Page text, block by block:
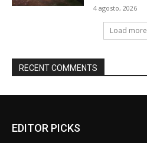
4 agosto, 2026
Load more
RECENT COMMENTS
EDITOR PICKS